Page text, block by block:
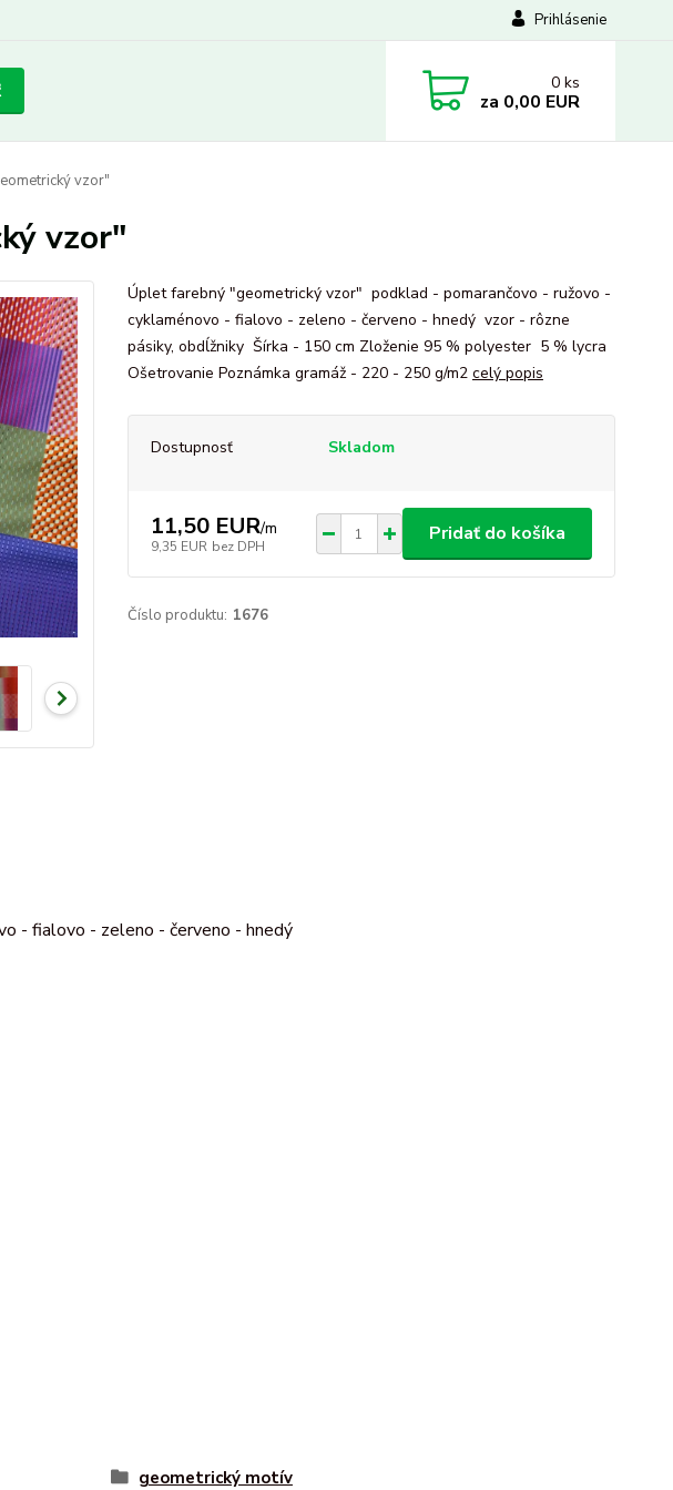
Prihlásenie
0 ks
za 0,00 EUR
vzor"
vzor"
Úplet farebný "geometrický vzor" podklad - pomarančovo - ružovo -
cyklaménovo - fialovo - zeleno - červeno - hnedý vzor - rôzne
pásiky, obdĺžniky Šírka - 150 cm Zloženie 95 % polyester 5 % lycra
Ošetrovanie Poznámka gramáž - 220 - 250 g/m2 celý popis
Dostupnosť Skladom
11,50 EUR/m
9,35 EUR bez DPH
Pridať do košíka
Číslo produktu: 1676
- fialovo - zeleno - červeno - hnedý
geometrický motív